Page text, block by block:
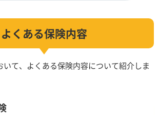
よくある保険内容
いて、よくある保険内容について紹介しま